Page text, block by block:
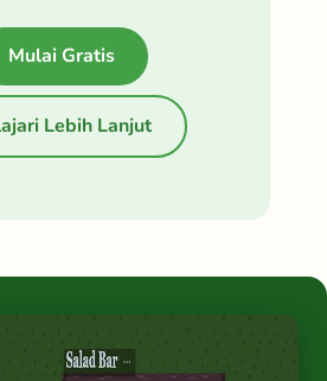
Mulai Gratis
Lebih Lanjut